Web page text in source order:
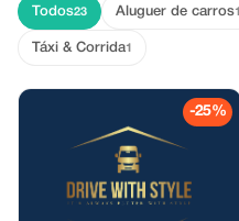
Todos23 Aluguer de carros1
Táxi & Corrida1
-25%